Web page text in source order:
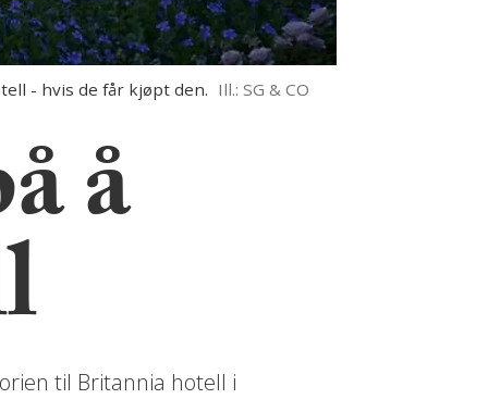
- hvis de får kjøpt den. Ill.: SG & CO
å
til Britannia hotell i